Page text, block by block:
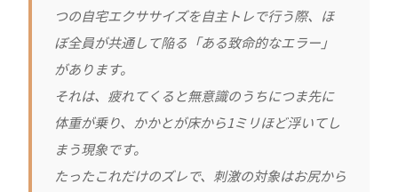
つの自宅エクササイズを自主トレで行う際、ほ
ぼ全員が共通して陥る「ある致命的なエラー」
があります。
それは、疲れてくると無意識のうちにつま先に
体重が乗り、かかとが床から1ミリほど浮いてし
まう現象です。
たったこれだけのズレで、刺激の対象はお尻から